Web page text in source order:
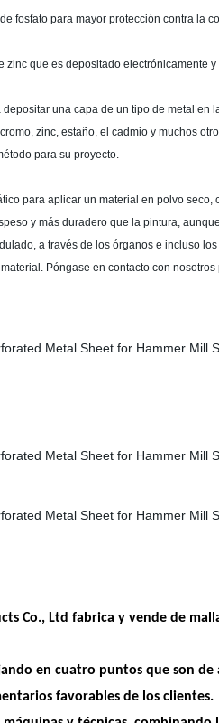
fosfato para mayor protección contra la
que es depositado
una capa de un tipo de metal
zinc, estaño, el cadmio y muchos
para su proyecto.
para aplicar un material en polvo
y más duradero que la pintura,
a través de los órganos e incluso
Póngase en contacto con
Co., Ltd fabrica y vende de
en cuatro puntos que son
favorables de los clientes.